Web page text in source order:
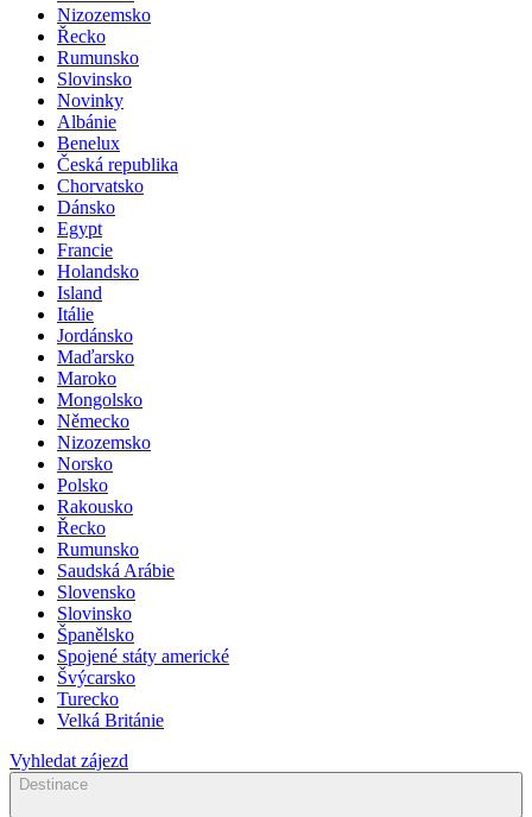
Nizozemsko
Řecko
Rumunsko
Slovinsko
Novinky
Albánie
Benelux
Česká republika
Chorvatsko
Dánsko
Egypt
Francie
Holandsko
Island
Itálie
Jordánsko
Maďarsko
Maroko
Mongolsko
Německo
Nizozemsko
Norsko
Polsko
Rakousko
Řecko
Rumunsko
Saudská Arábie
Slovensko
Slovinsko
Španělsko
Spojené státy americké
Švýcarsko
Turecko
Velká Británie
Vyhledat zájezd
Destinace